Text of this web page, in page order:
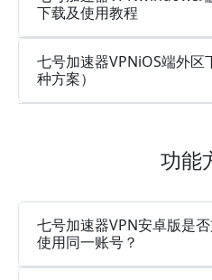
下载及使用教程
七号加速器VPNiOS端外区
种方案）
功能
七号加速器VPN安卓版是
使用同一账号？